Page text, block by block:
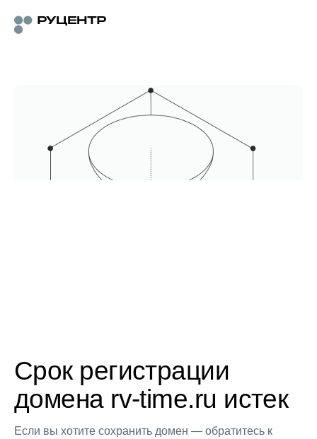
Срок регистрации
домена rv-time.ru истек
Если вы хотите сохранить домен — обратитесь к